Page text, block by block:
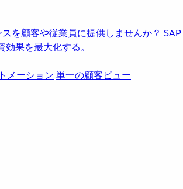
を顧客や従業員に提供しませんか？ SAP
果を最大化する。
メーション 単一の顧客ビュー